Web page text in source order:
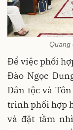
Quang
Để việc phối
Đào Ngọc
Dân tộc và
trình phối hợp
và đặt tầm